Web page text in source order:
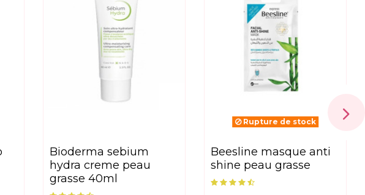
bioderma sebium
hydra creme peau
grasse 40ml
Rupture de stock
beesline masque anti
shine peau grasse